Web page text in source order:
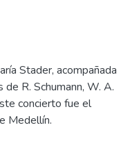
Stader, acompañada
R. Schumann, W. A.
concierto fue el
Medellín.